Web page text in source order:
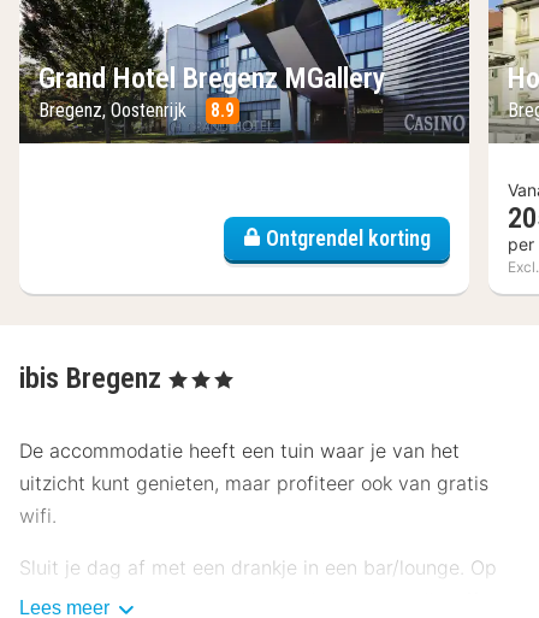
Grand Hotel Bregenz MGallery
Bregenz, Oostenrijk 8.9
Ontgrendel korting per
ibis Bregenz , 3 Sterren
De accommodatie heeft een tuin waar je van het
uitzicht kunt genieten, maar profiteer ook van gratis
wifi.
Sluit je dag af met een drankje in een bar/lounge. Op
werkdagen wordt er tegen betaling een ontbijtbuffet
Lees meer